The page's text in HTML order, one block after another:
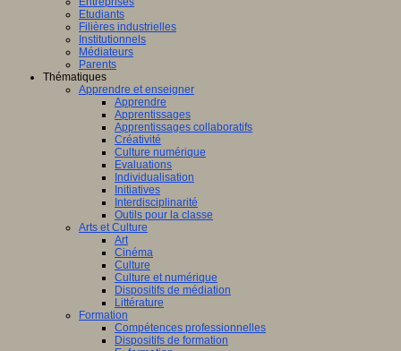
Etudiants
Filières industrielles
Institutionnels
Médiateurs
Parents
Thématiques
Apprendre et enseigner
Apprendre
Apprentissages
Apprentissages collaboratifs
Créativité
Culture numérique
Evaluations
Individualisation
Initiatives
Interdisciplinarité
Outils pour la classe
Arts et Culture
Art
Cinéma
Culture
Culture et numérique
Dispositifs de médiation
Littérature
Formation
Compétences professionnelles
Dispositifs de formation